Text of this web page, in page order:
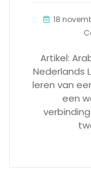
18
Artikel:
Nederlands
leren van
een